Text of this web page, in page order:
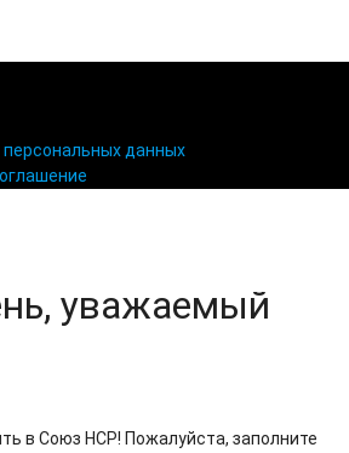
персональных данных
уважаемый
в Союз НСР! Пожалуйста, заполните